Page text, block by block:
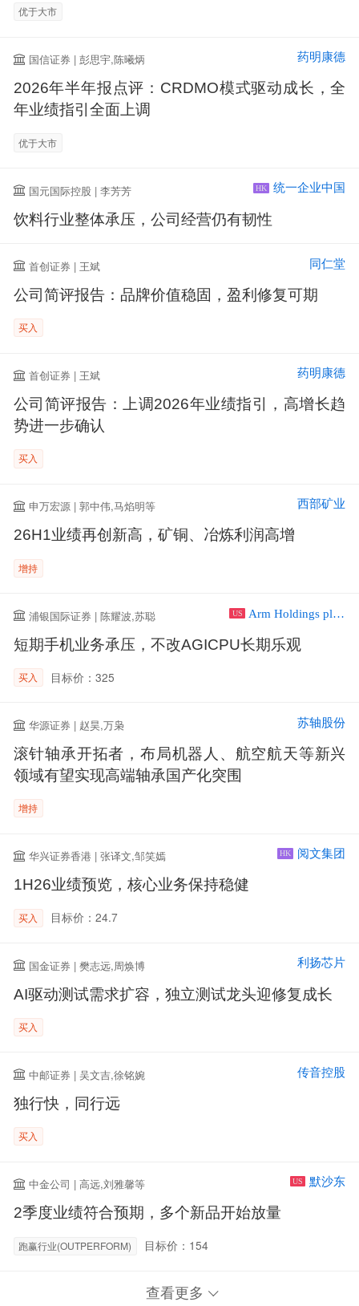
优于大市
国信证券 | 彭思宇,陈曦炳 药明康德
2026年半年报点评：CRDMO模式驱动成长，全
年业绩指引全面上调
优于大市
国元国际控股 | 李芳芳 HK 统一企业中国
饮料行业整体承压，公司经营仍有韧性
首创证券 | 王斌 同仁堂
公司简评报告：品牌价值稳固，盈利修复可期
买入
首创证券 | 王斌 药明康德
公司简评报告：上调2026年业绩指引，高增长趋
势进一步确认
买入
申万宏源 | 郭中伟,马焰明等 西部矿业
26H1业绩再创新高，矿铜、冶炼利润高增
增持
浦银国际证券 | 陈耀波,苏聪 US Arm Holdings plc ADR
短期手机业务承压，不改AGICPU长期乐观
买入 目标价：325
华源证券 | 赵昊,万枭 苏轴股份
滚针轴承开拓者，布局机器人、航空航天等新兴
领域有望实现高端轴承国产化突围
增持
华兴证券香港 | 张译文,邹笑嫣 HK 阅文集团
1H26业绩预览，核心业务保持稳健
买入 目标价：24.7
国金证券 | 樊志远,周焕博 利扬芯片
AI驱动测试需求扩容，独立测试龙头迎修复成长
买入
中邮证券 | 吴文吉,徐铭婉 传音控股
独行快，同行远
买入
中金公司 | 高远,刘雅馨等 US 默沙东
2季度业绩符合预期，多个新品开始放量
跑赢行业(OUTPERFORM) 目标价：154
查看更多